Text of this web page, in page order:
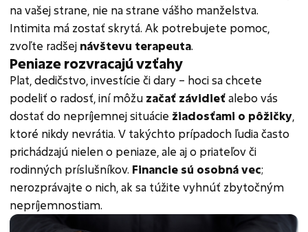
na vašej strane, nie na strane vášho manželstva.
Intimita má zostať skrytá. Ak potrebujete pomoc,
zvoľte radšej návštevu terapeuta.
Peniaze rozvracajú vzťahy
Plat, dedičstvo, investície či dary – hoci sa chcete
podeliť o radosť, iní môžu začať závidieťalebo vás
dostať do nepríjemnej situácie žiadosťami o pôžičky
ktoré nikdy nevrátia. V takýchto prípadoch ľudia často
prichádzajú nielen o peniaze, ale aj o priateľov či
rodinných príslušníkov. Financie sú osobná vec;
nerozprávajte o nich, ak sa túžite vyhnúť zbytočným
nepríjemnostiam.